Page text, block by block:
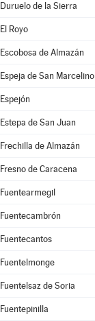
Duruelo de la Sierra
El Royo
Escobosa de Almazán
Espeja de San Marcelino
Espejón
Estepa de San Juan
Frechilla de Almazán
Fresno de Caracena
Fuentearmegil
Fuentecambrón
Fuentecantos
Fuentelmonge
Fuentelsaz de Soria
Fuentepinilla